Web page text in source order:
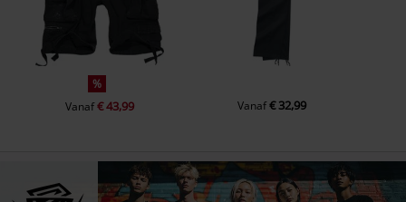
%
Vanaf€ 43,99 Vanaf€ 32,99